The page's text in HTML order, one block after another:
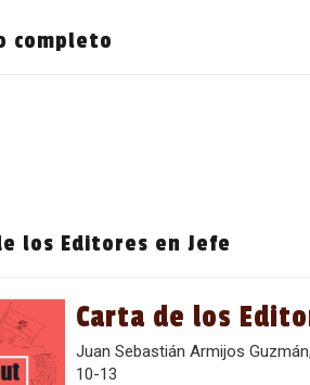
completo
los Editores en Jefe
Carta de los
Juan Sebastián Armijos
10-13